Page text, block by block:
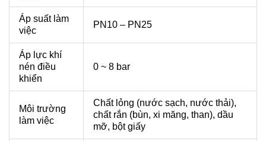
Áp suất làm
việc
PN10 – PN25
Áp lực khí
nén điều
khiển
0 ~ 8 bar
Môi trường
làm việc
Chất lỏng (nước sạch, nước thải),
chất rắn (bùn, xi măng, than), dầu
mỡ, bột giấy